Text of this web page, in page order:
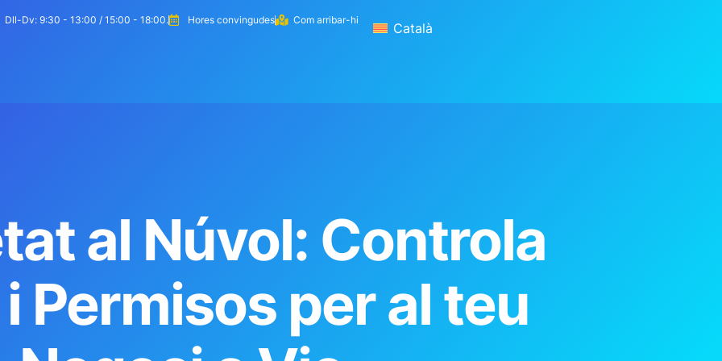
Dll-Dv: 9:30 - 13:00 / 15:00 - 18:00. Hores convingudes Com arribar-hi
Català
al Núvol: Controla
Permisos per al teu